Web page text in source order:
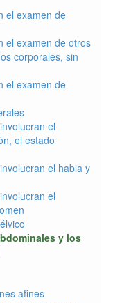
el examen de
el examen de otros
corporales, sin
el examen de
el
el estado
el habla y
el
y los
afines